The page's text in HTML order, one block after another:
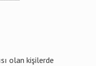
olan kişilerde